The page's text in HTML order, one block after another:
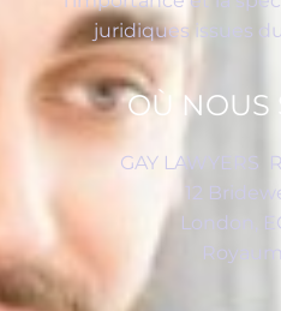
juridiques issues
OÙ NOUS
GAY LAWYERS
12
London,